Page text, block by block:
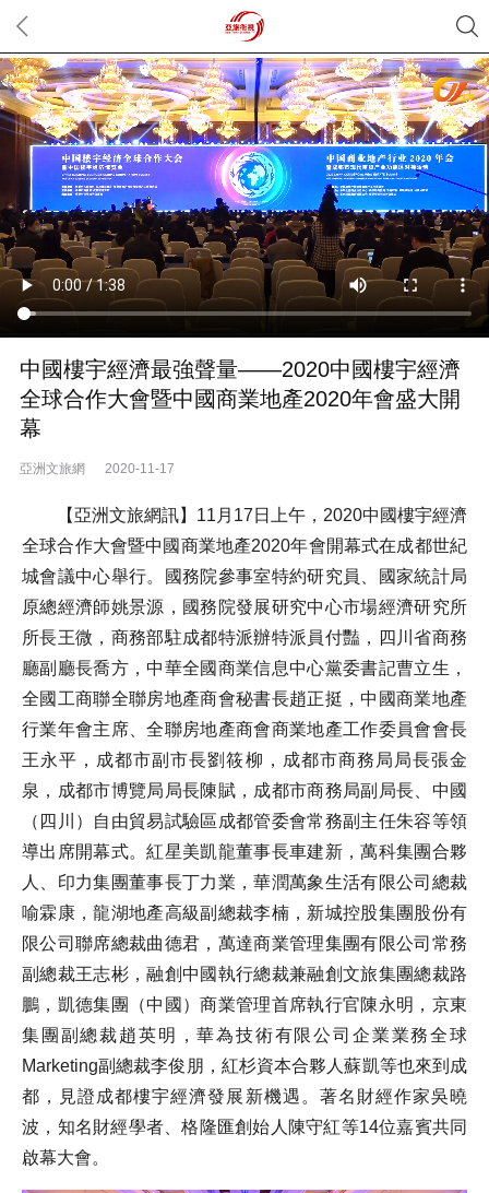
中國樓宇經濟最強聲量——2020中國樓宇經濟
全球合作大會暨中國商業地產2020年會盛大開
幕
亞洲文旅網 2020-11-17
【亞洲文旅網訊】11月17日上午，2020中國樓宇經濟
全球合作大會暨中國商業地產2020年會開幕式在成都世紀
城會議中心舉行。國務院參事室特約研究員、國家統計局
原總經濟師姚景源，國務院發展研究中心市場經濟研究所
所長王微，商務部駐成都特派辦特派員付豔，四川省商務
廳副廳長喬方，中華全國商業信息中心黨委書記曹立生，
全國工商聯全聯房地產商會秘書長趙正挺，中國商業地產
行業年會主席、全聯房地產商會商業地產工作委員會會長
王永平，成都市副市長劉筱柳，成都市商務局局長張金
泉，成都市博覽局局長陳賦，成都市商務局副局長、中國
（四川）自由貿易試驗區成都管委會常務副主任朱容等領
導出席開幕式。紅星美凱龍董事長車建新，萬科集團合夥
人、印力集團董事長丁力業，華潤萬象生活有限公司總裁
喻霖康，龍湖地產高級副總裁李楠，新城控股集團股份有
限公司聯席總裁曲德君，萬達商業管理集團有限公司常務
副總裁王志彬，融創中國執行總裁兼融創文旅集團總裁路
鵬，凱德集團（中國）商業管理首席執行官陳永明，京東
集團副總裁趙英明，華為技術有限公司企業業務全球
Marketing副總裁李俊朋，紅杉資本合夥人蘇凱等也來到成
都，見證成都樓宇經濟發展新機遇。著名財經作家吳曉
波，知名財經學者、格隆匯創始人陳守紅等14位嘉賓共同
啟幕大會。